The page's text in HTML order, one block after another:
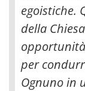
egoistiche.
della
per
Ognuno in